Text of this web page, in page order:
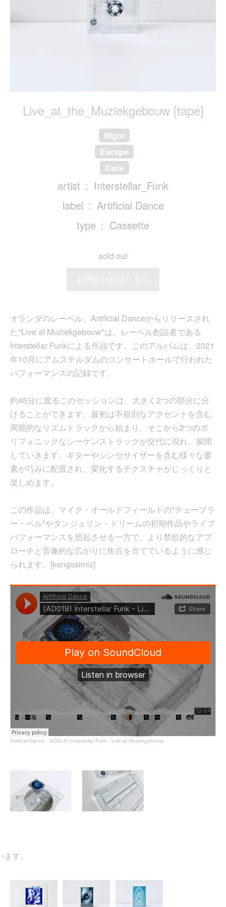
Live_at_the_Muziekgebouw [tape]
Night
Escape
Daze
artist
Interstellar_Funk
label
Artificial Dance
type
Cassette
sold out
お問合わせはこちら
オランダのレーベル、Artificial Danceからリリースされ
た"Live at Muziekgebouw"は、レーベル創設者である
Interstellar Funkによる作品です。このアルバムは、2021
年10月にアムステルダムのコンサートホールで行われた
パフォーマンスの記録です。
約45分に渡るこのセッションは、大きく2つの部分に分
けることができます。最初は不規則なアクセントを含む
周期的なリズムトラックから始まり、そこから2つのポ
リフォニックなシーケンストラックが交代に現れ、展開
していきます。ギターやシンセサイザーを含む様々な要
素が巧みに配置され、変化するテクスチャがじっくりと
楽しめます。
この作品は、マイク・オールドフィールドの"チューブラ
ー・ベル"やタンジェリン・ドリームの初期作品やライブ
パフォーマンスを想起させる一方で、より禁欲的なアプ
ローチと音像的な広がりに焦点を当てているように感じ
られます。[kengosimiz]
Artificial Dance · (AD018) Interstellar Funk - Live at Muziekgebouw
。